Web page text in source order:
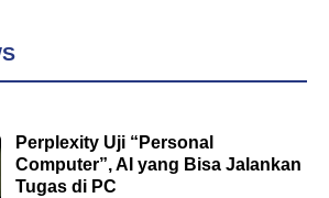
Perplexity Uji “Personal
Computer”, AI yang Bisa Jalankan
Tugas di PC